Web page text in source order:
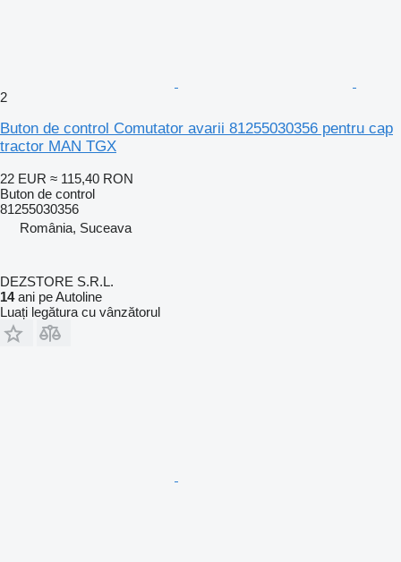
2
Buton de control Comutator avarii 81255030356 pentru cap
tractor MAN TGX
22 EUR ≈ 115,40 RON
Buton de control
81255030356
România, Suceava
DEZSTORE S.R.L.
14ani pe Autoline
Luați legătura cu vânzătorul